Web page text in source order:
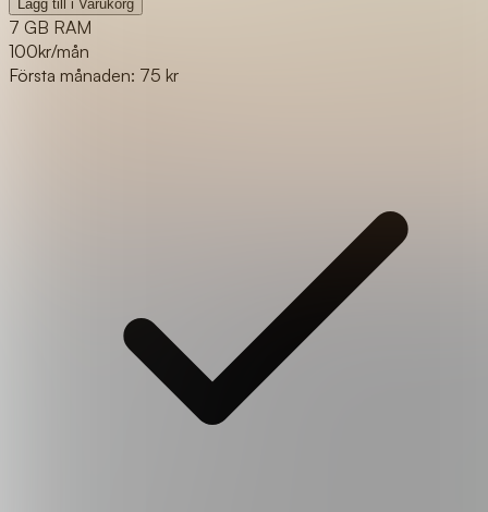
Lägg till i Varukorg
7 GB RAM
100kr/mån
Första månaden: 75 kr